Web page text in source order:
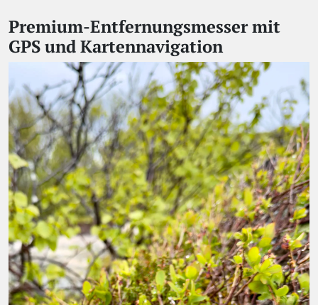
Premium-Entfernungsmesser mit
GPS und Kartennavigation